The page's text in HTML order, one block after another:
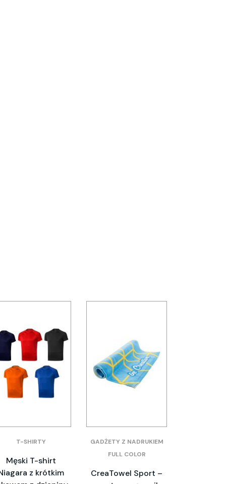
T-SHIRTY
Męski T-shirt
z krótkim
GADŻETY Z NADRUKIEM
FULL COLOR
CreaTowel Sport –